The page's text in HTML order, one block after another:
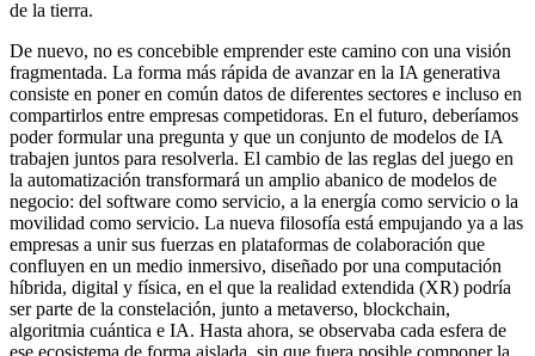
de la tierra.
De nuevo, no es concebible emprender este camino con una visión
fragmentada. La forma más rápida de avanzar en la IA generativa
consiste en poner en común datos de diferentes sectores e incluso en
compartirlos entre empresas competidoras. En el futuro, deberíamos
poder formular una pregunta y que un conjunto de modelos de IA
trabajen juntos para resolverla. El cambio de las reglas del juego en
la automatización transformará un amplio abanico de modelos de
negocio: del software como servicio, a la energía como servicio o la
movilidad como servicio. La nueva filosofía está empujando ya a las
empresas a unir sus fuerzas en plataformas de colaboración que
confluyen en un medio inmersivo, diseñado por una computación
híbrida, digital y física, en el que la realidad extendida (XR) podría
ser parte de la constelación, junto a metaverso, blockchain,
algoritmia cuántica e IA. Hasta ahora, se observaba cada esfera de
ese ecosistema de forma aislada, sin que fuera posible componer la